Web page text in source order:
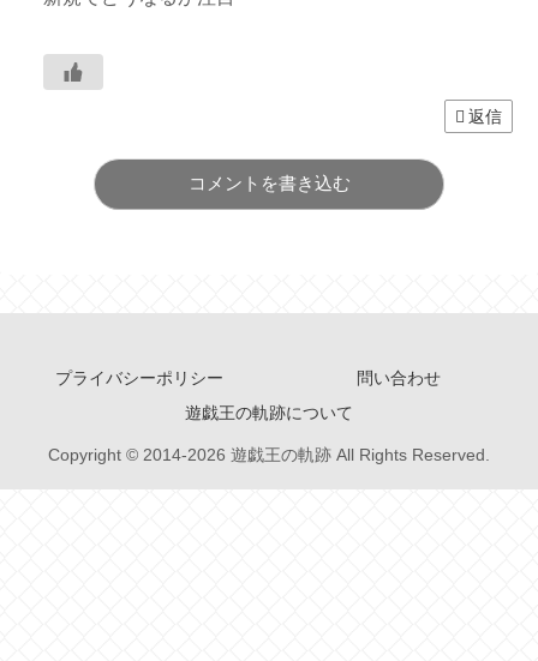
返信
コメントを書き込む
プライバシーポリシー
問い合わせ
遊戯王の軌跡について
Copyright © 2014-2026 遊戯王の軌跡 All Rights Reserved.